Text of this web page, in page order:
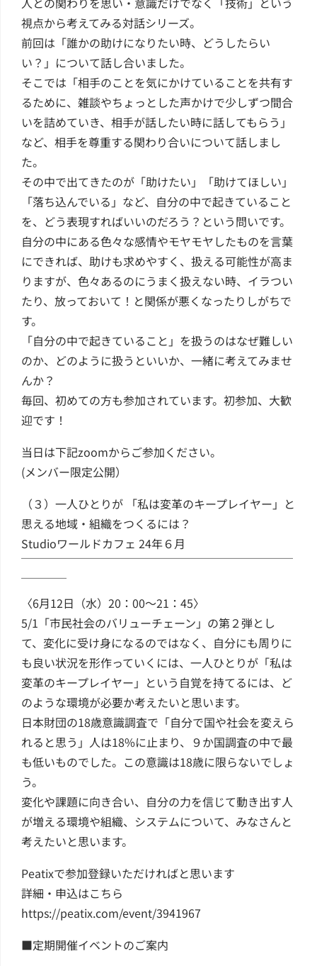
視点から考えてみる対話シリーズ。
前回は「誰かの助けになりたい時、どうしたらい
い？」について話し合いました。
そこでは「相手のことを気にかけていることを共有す
るために、雑談やちょっとした声かけで少しずつ間合
いを詰めていき、相手が話したい時に話してもらう」
など、相手を尊重する関わり合いについて話しまし
た。
その中で出てきたのが「助けたい」「助けてほしい」
「落ち込んでいる」など、自分の中で起きていること
を、どう表現すればいいのだろう？という問いです。
自分の中にある色々な感情やモヤモヤしたものを言葉
にできれば、助けも求めやすく、扱える可能性が高ま
りますが、色々あるのにうまく扱えない時、イラつい
たり、放っておいて！と関係が悪くなったりしがちで
す。
「自分の中で起きていること」を扱うのはなぜ難しい
のか、どのように扱うといいか、一緒に考えてみませ
んか？
毎回、初めての方も参加されています。初参加、大歓
迎です！
当日は下記zoomからご参加ください。
(メンバー限定公開）
（３）一人ひとりが 「私は変革のキープレイヤー」と
思える地域・組織をつくるには？
Studioワールドカフェ 24年６月
￣￣￣￣￣￣￣￣￣￣￣￣￣￣￣￣￣￣￣￣￣￣￣￣
￣￣￣￣
〈6月12日（水）20：00～21：45〉
5/1「市民社会のバリューチェーン」の第２弾とし
て、変化に受け身になるのではなく、自分にも周りに
も良い状況を形作っていくには、一人ひとりが「私は
変革のキープレイヤー」という自覚を持てるには、ど
のような環境が必要か考えたいと思います。
日本財団の18歳意識調査で「自分で国や社会を変えら
れると思う」人は18%に止まり、９か国調査の中で最
も低いものでした。この意識は18歳に限らないでしょ
う。
変化や課題に向き合い、自分の力を信じて動き出す人
が増える環境や組織、システムについて、みなさんと
考えたいと思います。
Peatixで参加登録いただければと思います
詳細・申込はこちら
https://peatix.com/event/3941967
■定期開催イベントのご案内